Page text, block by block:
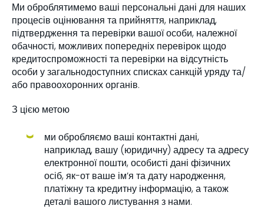
Ми оброблятимемо ваші персональні дані для наших
процесів оцінювання та прийняття, наприклад,
підтвердження та перевірки вашої особи, належної
обачності, можливих попередніх перевірок щодо
кредитоспроможності та перевірки на відсутність
особи у загальнодоступних списках санкцій уряду та/
або правоохоронних органів.
З цією метою
ми обробляємо ваші контактні дані,
наприклад, вашу (юридичну) адресу та адресу
електронної пошти, особисті дані фізичних
осіб, як-от ваше ім’я та дату народження,
платіжну та кредитну інформацію, а також
деталі вашого листування з нами.